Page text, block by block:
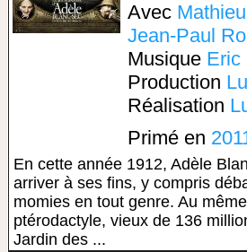
Avec
Jean-Paul
Musique Eric
Production
Réalisation
Primé en
En cette année 1912, Adèle
arriver à ses fins, y compris
momies en tout genre. Au
ptérodactyle, vieux de 136
Jardin des ...